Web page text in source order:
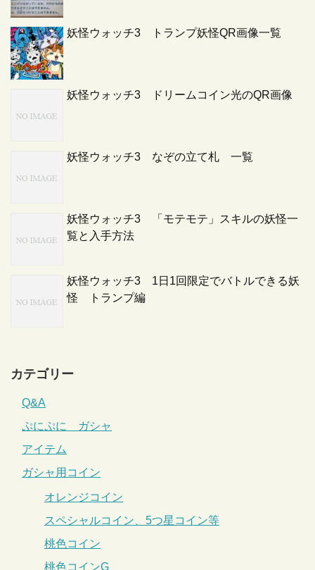
妖怪ウォッチ3 トランプ妖怪QR画像一覧
妖怪ウォッチ3 ドリームコイン光のQR画像
妖怪ウォッチ3 なぞの立て札 一覧
妖怪ウォッチ3 「モテモテ」スキルの妖怪一
覧と入手方法
妖怪ウォッチ3 1日1回限定でバトルできる妖
怪 トランプ編
カテゴリー
Q&A
ぷにぷに ガシャ
アイテム
ガシャ用コイン
オレンジコイン
スペシャルコイン、5つ星コイン等
桃色コイン
桃色コインG